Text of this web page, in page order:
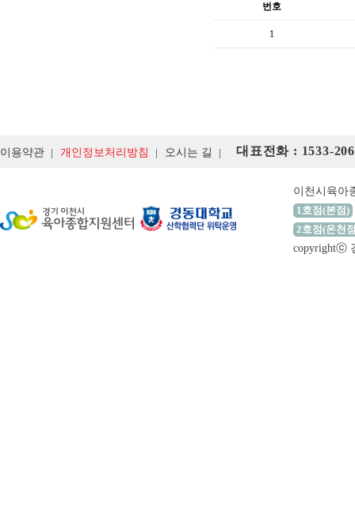
번호
1
이용약관 개인정보처리방침 오시는 길 대표전화 : 1533-
이천시육아
1호점(본점)
2호점(온천
copyrightⓒ